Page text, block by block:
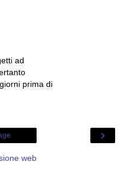
ad
prima di
›
web